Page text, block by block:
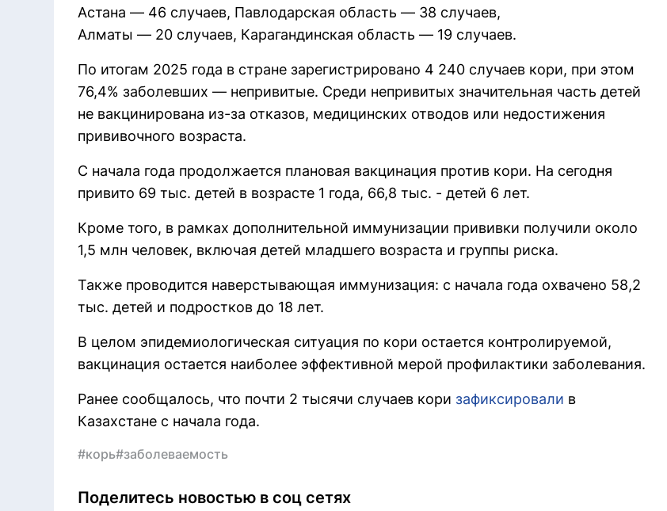
Астана — 46 случаев, Павлодарская область — 38 случаев,
Алматы — 20 случаев, Карагандинская область — 19 случаев.
По итогам 2025 года в стране зарегистрировано 4 240 случаев кори, при этом
76,4% заболевших — непривитые. Среди непривитых значительная часть детей
не вакцинирована из-за отказов, медицинских отводов или недостижения
прививочного возраста.
С начала года продолжается плановая вакцинация против кори. На сегодня
привито 69 тыс. детей в возрасте 1 года, 66,8 тыс. - детей 6 лет.
Кроме того, в рамках дополнительной иммунизации прививки получили около
1,5 млн человек, включая детей младшего возраста и группы риска.
Также проводится наверстывающая иммунизация: с начала года охвачено 58,2
тыс. детей и подростков до 18 лет.
В целом эпидемиологическая ситуация по кори остается контролируемой,
вакцинация остается наиболее эффективной мерой профилактики заболевания.
Ранее сообщалось, что почти 2 тысячи случаев кори зафиксировали в
Казахстане с начала года.
#корь#заболеваемость
Поделитесь новостью в соц сетях